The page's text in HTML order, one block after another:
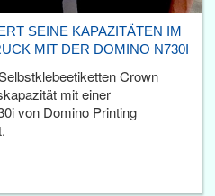
SEINE KAPAZITÄTEN IM
MIT DER DOMINO N730I
Crown
mit einer
von Domino Printing